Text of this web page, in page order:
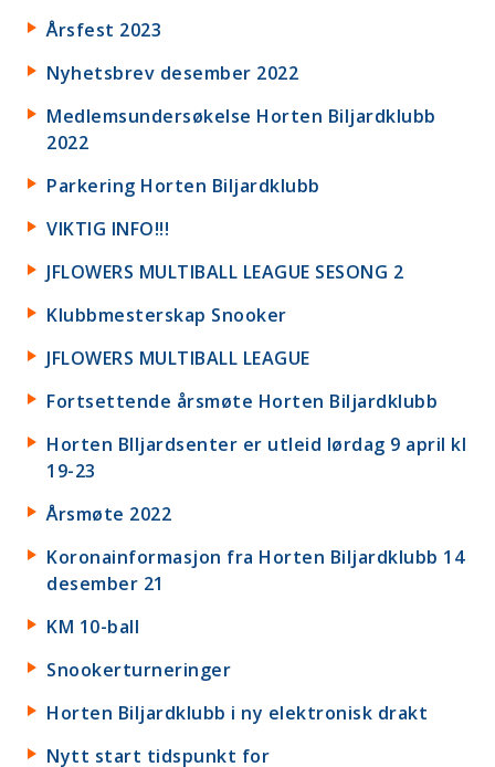
Årsfest 2023
Nyhetsbrev desember 2022
Medlemsundersøkelse Horten Biljardklubb
2022
Parkering Horten Biljardklubb
VIKTIG INFO!!!
JFLOWERS MULTIBALL LEAGUE SESONG 2
Klubbmesterskap Snooker
JFLOWERS MULTIBALL LEAGUE
Fortsettende årsmøte Horten Biljardklubb
Horten BIljardsenter er utleid lørdag 9 april kl
19-23
Årsmøte 2022
Koronainformasjon fra Horten Biljardklubb 14
desember 21
KM 10-ball
Snookerturneringer
Horten Biljardklubb i ny elektronisk drakt
Nytt start tidspunkt for